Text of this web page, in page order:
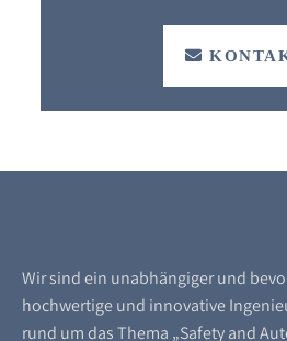
Wir sind ein unabhängiger und
hochwertige und innovative
rund um das Thema „Safety and